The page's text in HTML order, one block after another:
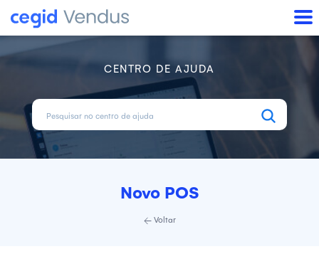
CENTRO DE AJUDA
Novo POS
Voltar